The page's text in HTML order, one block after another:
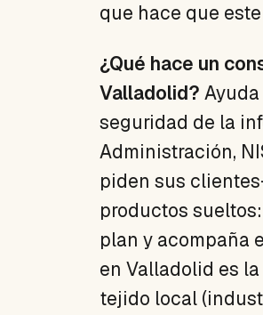
que hace que
¿Qué hace un
Valladolid?
seguridad de la
Administración,
piden sus
productos
plan y acompaña
en Valladolid es
tejido local